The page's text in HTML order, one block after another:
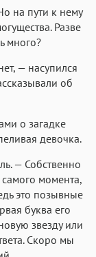
на пути к нему
Разве
много?
— насупился
об
о загадке
девочка.
— Собственно
самого момента,
это позывные
буква его
звезду или
Скоро мы